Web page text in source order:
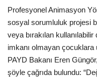
Sizlerden Gelenler
Yorumlar
Video Tanıtım
Profesyonel Animasyon
sosyal sorumluluk projesi
veya bırakılan
imkanı olmayan çocuklara
PAYD Bakanı Eren
şöyle çağrıda bulundu: